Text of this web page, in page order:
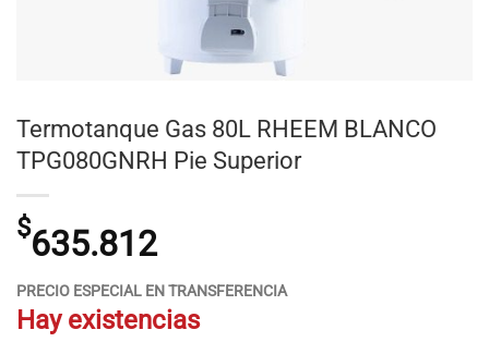
Termotanque Gas 80L RHEEM BLANCO
TPG080GNRH Pie Superior
$635.812
PRECIO ESPECIAL EN TRANSFERENCIA
Hay existencias